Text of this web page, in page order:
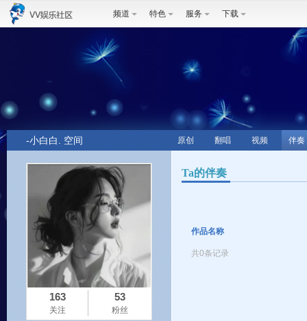
频道 特色 服务 下载
-小白白. 空间 原创 翻唱 视频 伴奏
163
关注
53
粉丝
Ta的伴奏
作品名称
共0条记录